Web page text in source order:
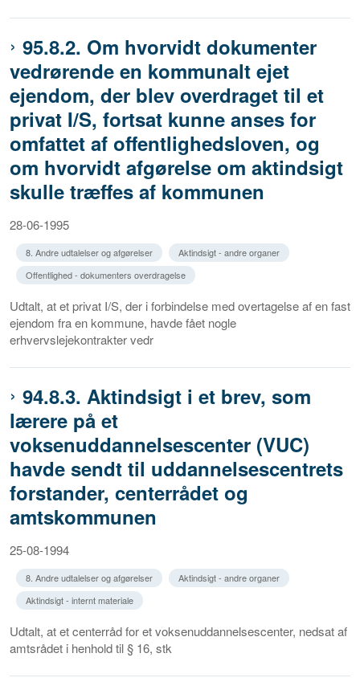
95.8.2. Om hvorvidt dokumenter
vedrørende en kommunalt ejet
ejendom, der blev overdraget til et
privat I/S, fortsat kunne anses for
omfattet af offentlighedsloven, og
om hvorvidt afgørelse om aktindsigt
skulle træffes af kommunen
28-06-1995
8. Andre udtalelser og afgørelser
Aktindsigt - andre organer
Offentlighed - dokumenters overdragelse
Udtalt, at et privat I/S, der i forbindelse med overtagelse af en fast
ejendom fra en kommune, havde fået nogle
erhvervslejekontrakter vedr
94.8.3. Aktindsigt i et brev, som
lærere på et
voksenuddannelsescenter (VUC)
havde sendt til uddannelsescentrets
forstander, centerrådet og
amtskommunen
25-08-1994
8. Andre udtalelser og afgørelser
Aktindsigt - andre organer
Aktindsigt - internt materiale
Udtalt, at et centerråd for et voksenuddannelsescenter, nedsat af
amtsrådet i henhold til § 16, stk